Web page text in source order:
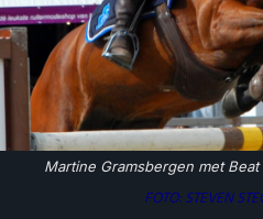
Martine Gramsbergen met
FOTO: STEVEN